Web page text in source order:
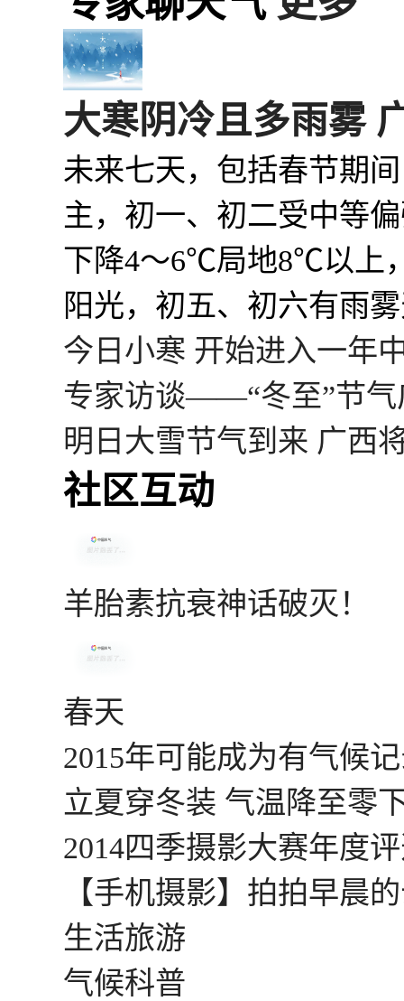
大寒阴冷且多雨雾
未来七天，包括春节期
主，初一、初二受中等
下降4～6℃局地8℃以上
阳光，初五、初六有雨
今日小寒 开始进入一年
专家访谈——“冬至”节气
明日大雪节气到来 广西
社区互动
羊胎素抗衰神话破灭！
春天
2015年可能成为有气候
立夏穿冬装 气温降至零
2014四季摄影大赛年度
【手机摄影】拍拍早晨
生活旅游
气候科普